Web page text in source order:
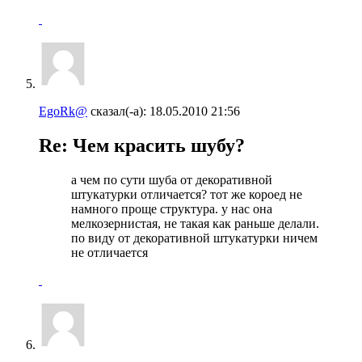
EgoRk@ сказал(-а): 18.05.2010 21:56
Re: Чем красить шубу?
а чем по сути шуба от декоративной
штукатурки отличается? тот же короед не
намного проще структура. у нас она
мелкозернистая, не такая как раньше делали.
по виду от декоративной штукатурки ничем
не отличается